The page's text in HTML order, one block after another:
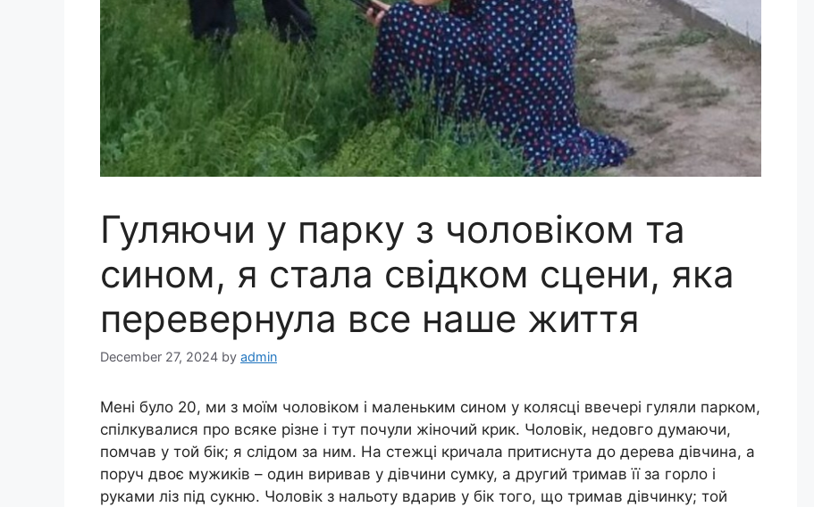
Гуляючи у парку з чоловіком та
сином, я стала свідком сцени, яка
перевернула все наше життя
December 27, 2024 by admin
Мені було 20, ми з моїм чоловіком і маленьким сином у колясці ввечері гуляли парком,
спілкувалися про всяке різне і тут почули жіночий крик. Чоловік, недовго думаючи,
помчав у той бік; я слідом за ним. На стежці кричала притиснута до дерева дівчина, а
поруч двоє мужиків – один виривав у дівчини сумку, а другий тримав її за горло і
руками ліз під сукню. Чоловік з нальоту вдарив у бік того, що тримав дівчинку; той